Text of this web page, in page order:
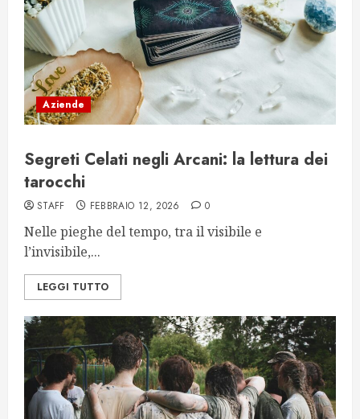
Aziende
Segreti Celati negli Arcani: la lettura dei
tarocchi
STAFF FEBBRAIO 12, 2026 0
Nelle pieghe del tempo, tra il visibile e
l’invisibile,...
LEGGI TUTTO